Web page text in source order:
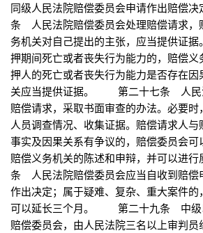
同级人民法院赔偿委员会申请作出赔
条 人民法院赔偿委员会处理赔偿请求，
务机关对自己提出的主张，应当提供
押期间死亡或者丧失行为能力的，赔偿义
押人的死亡或者丧失行为能力是否存在
关应当提供证据。 第二十七条 人民
赔偿请求，采取书面审查的办法。必要
人员调查情况、收集证据。赔偿请求人
事实及因果关系有争议的，赔偿委员会可
赔偿义务机关的陈述和申辩，并可以
条 人民法院赔偿委员会应当自收到赔偿
作出决定；属于疑难、复杂、重大案件的
可以延长三个月。 第二十九条 中级
赔偿委员会，由人民法院三名以上审判员